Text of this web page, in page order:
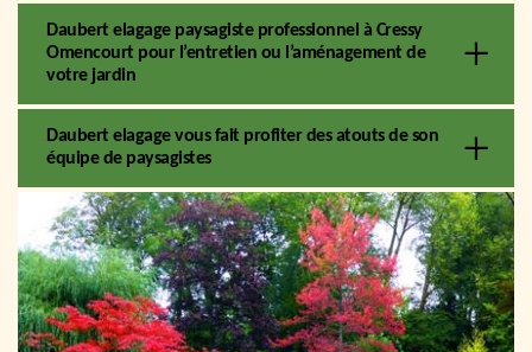
Daubert elagage paysagiste professionnel à Cressy
Omencourt pour l’entretien ou l’aménagement de
votre jardin
Daubert elagage vous fait profiter des atouts de son
équipe de paysagistes